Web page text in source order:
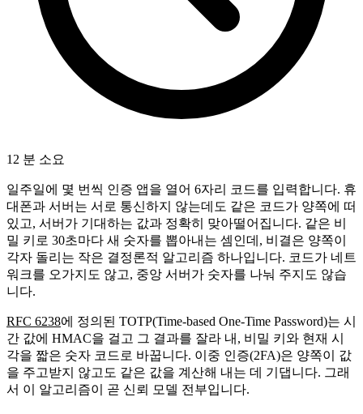
12 분 소요
일주일에 몇 번씩 인증 앱을 열어 6자리 코드를 입력합니다. 휴
대폰과 서버는 서로 통신하지 않는데도 같은 코드가 양쪽에 떠
있고, 서버가 기대하는 값과 정확히 맞아떨어집니다. 같은 비
밀 키로 30초마다 새 숫자를 뽑아내는 셈인데, 비결은 양쪽이
각자 돌리는 작은 결정론적 알고리즘 하나입니다. 코드가 네트
워크를 오가지도 않고, 중앙 서버가 숫자를 나눠 주지도 않습
니다.
RFC 6238에 정의된 TOTP(Time-based One-Time Password)는 시
간 값에 HMAC을 걸고 그 결과를 잘라 내, 비밀 키와 현재 시
각을 짧은 숫자 코드로 바꿉니다. 이중 인증(2FA)은 양쪽이 값
을 주고받지 않고도 같은 값을 계산해 내는 데 기댑니다. 그래
서 이 알고리즘이 곧 신뢰 모델 전부입니다.